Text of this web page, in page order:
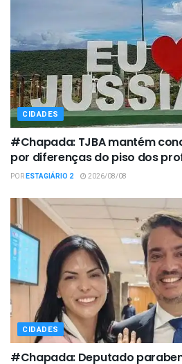
CIDADES
#Chapada: TJBA mantém
por diferenças do piso dos
PORESTAGIÁRIO 2 2026/08/08
CIDADES
#Chapada: Deputado